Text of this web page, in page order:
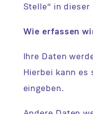
Stelle“ in
Wie erfassen
Ihre Daten
Hierbei kann es
eingeben.